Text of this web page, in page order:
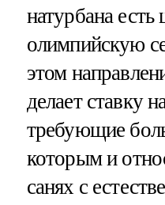
натурбана
олимпийскую
этом
делает ставку
требующие
которым и
санях с